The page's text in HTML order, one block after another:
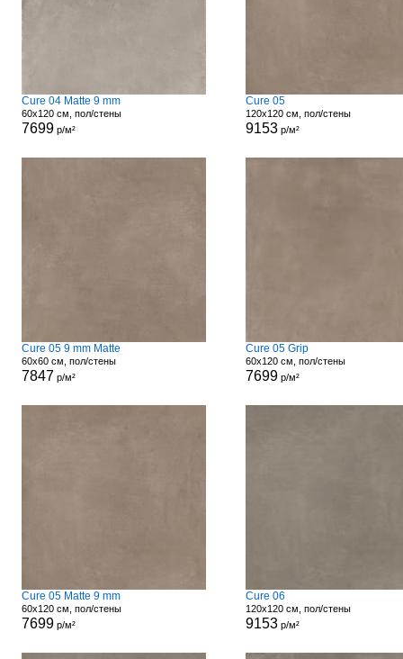
Cure 04 Matte 9 mm
60x120 см, пол/стены
7699р/м²
Cure 05
120x120 см, пол/стены
9153р/м²
Cure 05 9 mm Matte
60x60 см, пол/стены
7847 р/м²
Cure 05 Grip
60x120 см, пол/стены
7699р/м²
Cure 05 Matte 9 mm
60x120 см, пол/стены
7699р/м²
Cure 06
120x120 см, пол/стены
9153р/м²